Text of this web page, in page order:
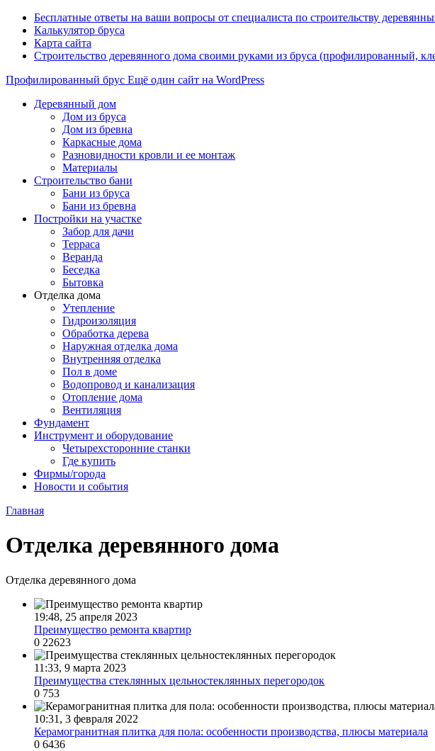
Бесплатные ответы на ваши вопросы от специалиста по строительству
Калькулятор бруса
Карта сайта
Строительство деревянного дома своими руками из бруса (профилированный,
Профилированный брус Ещё один сайт на WordPress
Деревянный дом
Дом из бруса
Дом из бревна
Каркасные дома
Разновидности кровли и ее монтаж
Материалы
Строительство бани
Бани из бруса
Бани из бревна
Постройки на участке
Забор для дачи
Терраса
Веранда
Беседка
Бытовка
Отделка дома
Утепление
Гидроизоляция
Обработка дерева
Наружная отделка дома
Внутренняя отделка
Пол в доме
Водопровод и канализация
Отопление дома
Вентиляция
Фундамент
Инструмент и оборудование
Четырехсторонние станки
Где купить
Фирмы/города
Новости и события
Главная
Отделка деревянного дома
Отделка деревянного дома
19:48, 25 апреля 2023
Преимущество ремонта квартир
0 22623
11:33, 9 марта 2023
Преимущества стеклянных цельностеклянных перегородок
0 753
10:31, 3 февраля 2022
Керамогранитная плитка для пола: особенности производства, плюсы материала
0 6436